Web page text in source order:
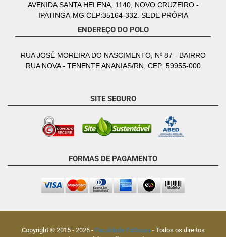
AVENIDA SANTA HELENA, 1140, NOVO CRUZEIRO -
IPATINGA-MG CEP:35164-332. SEDE PRÓPIA
ENDEREÇO DO POLO
RUA JOSÉ MOREIRA DO NASCIMENTO, Nº 87 - BAIRRO
RUA NOVA - TENENTE ANANIAS/RN, CEP: 59955-000
SITE SEGURO
FORMAS DE PAGAMENTO
Copyright © 2015 - 2026- Faculdade FaSouza- Todos os direitos